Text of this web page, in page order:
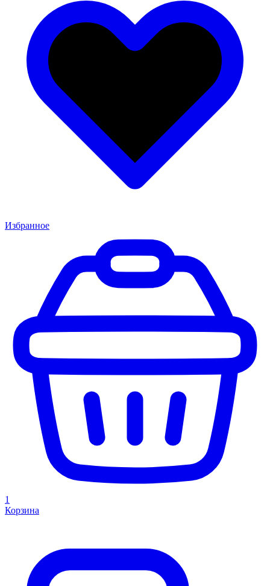
Избранное
1
Корзина